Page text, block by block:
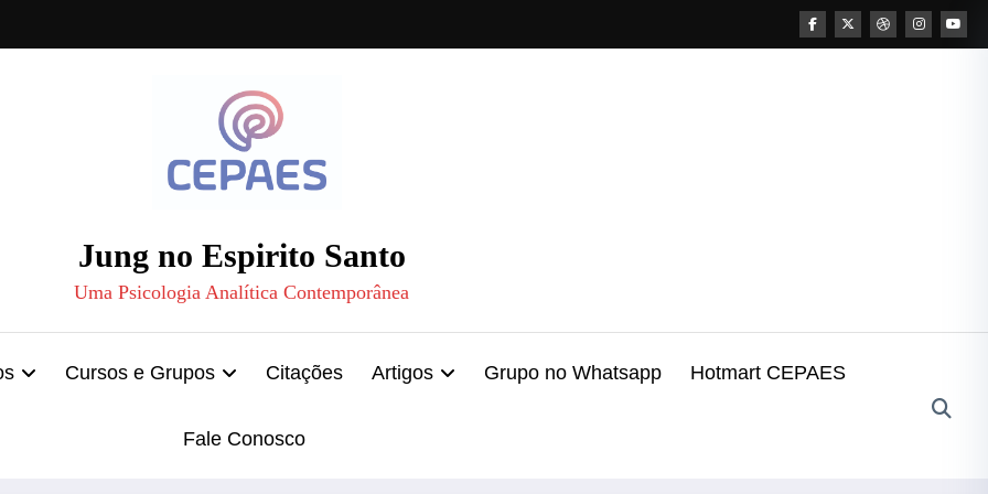
Jung no Espirito Santo
Uma Psicologia Analítica Contemporânea
Cursos e Grupos Citações Artigos Grupo no Whatsapp Hotmart CEPAES
Fale Conosco